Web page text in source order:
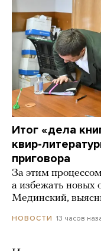
Итог «дела
квир-
приговора
За этим
а избежать новых
Мединский,
НОВОСТИ 13 часов